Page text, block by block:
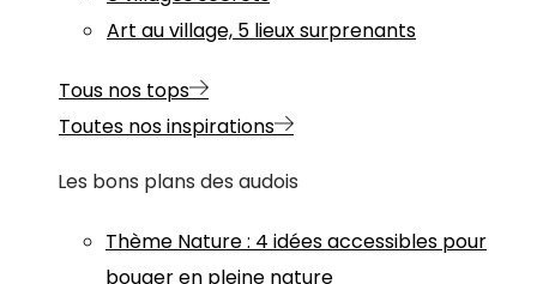
Art au village, 5 lieux surprenants
Tous nos tops
Toutes nos inspirations
Les bons plans des audois
Thème Nature: 4 idées accessibles pour
bouger en pleine nature